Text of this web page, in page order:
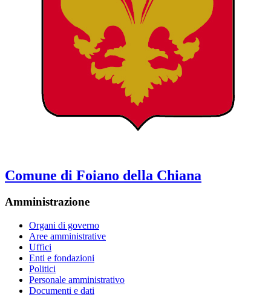
Comune di Foiano della Chiana
Amministrazione
Organi di governo
Aree amministrative
Uffici
Enti e fondazioni
Politici
Personale amministrativo
Documenti e dati